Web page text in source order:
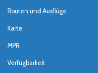
Routen und Ausflüge
Karte
MPR
Verfügbarkeit